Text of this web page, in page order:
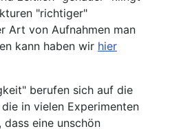
"richtiger"
Art von Aufnahmen man
kann haben wir hier
berufen sich auf die
in vielen Experimenten
eine unschön